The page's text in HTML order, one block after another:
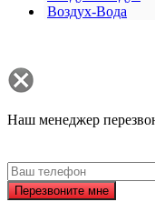
Воздух-Вода
Наш менеджер
Перезвоните мне